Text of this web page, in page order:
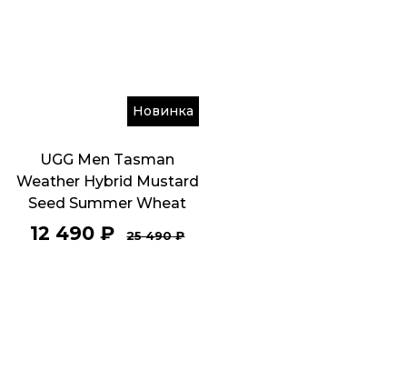
Новинка
UGG Men Tasman
Weather Hybrid Mustard
Seed Summer Wheat
12 490 ₽ 25 490₽